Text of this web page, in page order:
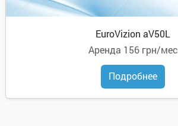
EuroVizion aV50L
Аренда 156 грн/мес
Подробнее